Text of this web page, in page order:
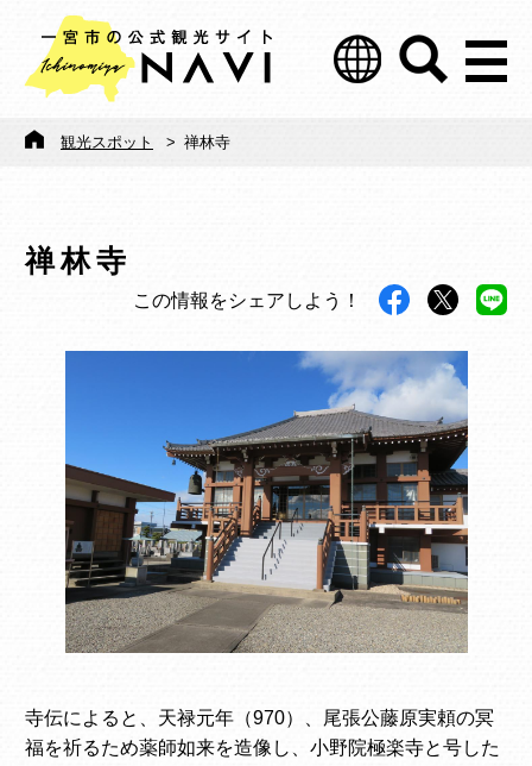
観光スポット > 禅林寺
禅林寺
この情報をシェアしよう！
寺伝によると、天禄元年（970）、尾張公藤原実頼の冥
福を祈るため薬師如来を造像し、小野院極楽寺と号した